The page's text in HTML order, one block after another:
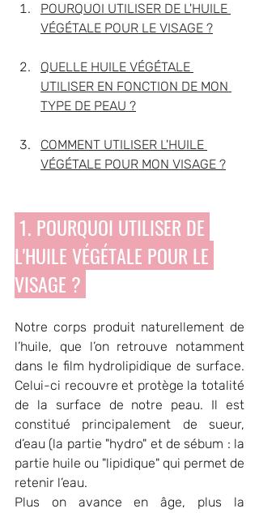
POURQUOI UTILISER DE L'HUILE
VÉGÉTALE POUR LE VISAGE ?
QUELLE HUILE VÉGÉTALE
UTILISER EN FONCTION DE MON
TYPE DE PEAU ?
COMMENT UTILISER L'HUILE
VÉGÉTALE POUR MON VISAGE ?
L'HUILE VÉGÉTALE POUR LE
VISAGE ?
Notre corps produit naturellement de
l’huile, que l’on retrouve notamment
dans le film hydrolipidique de surface.
Celui-ci recouvre et protège la totalité
de la surface de notre peau. Il est
constitué principalement de sueur,
d’eau (la partie "hydro" et de sébum : la
partie huile ou "lipidique" qui permet de
retenir l’eau.
Plus on avance en âge, plus la